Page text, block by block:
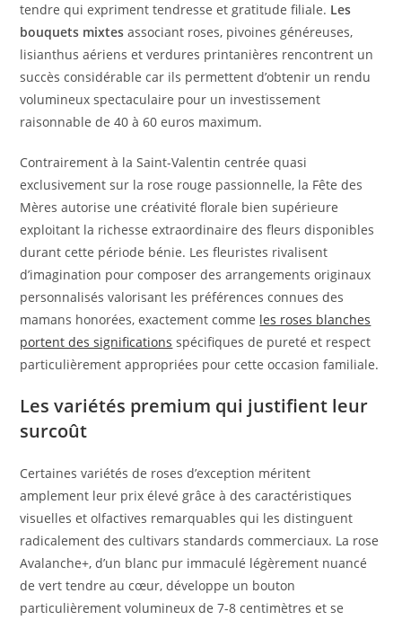
tendre qui expriment tendresse et gratitude filiale. Les
bouquets mixtes associant roses, pivoines généreuses,
lisianthus aériens et verdures printanières rencontrent un
succès considérable car ils permettent d’obtenir un rendu
volumineux spectaculaire pour un investissement
raisonnable de 40 à 60 euros maximum.
Contrairement à la Saint-Valentin centrée quasi
exclusivement sur la rose rouge passionnelle, la Fête des
Mères autorise une créativité florale bien supérieure
exploitant la richesse extraordinaire des fleurs disponibles
durant cette période bénie. Les fleuristes rivalisent
d’imagination pour composer des arrangements originaux
personnalisés valorisant les préférences connues des
mamans honorées, exactement comme les roses blanches
portent des significations spécifiques de pureté et respect
particulièrement appropriées pour cette occasion familiale.
Les variétés premium qui justifient leur
surcoût
Certaines variétés de roses d’exception méritent
amplement leur prix élevé grâce à des caractéristiques
visuelles et olfactives remarquables qui les distinguent
radicalement des cultivars standards commerciaux. La rose
Avalanche+, d’un blanc pur immaculé légèrement nuancé
de vert tendre au cœur, développe un bouton
particulièrement volumineux de 7-8 centimètres et se